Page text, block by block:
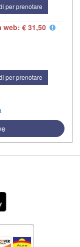
per prenotare
web: € 31,50
per prenotare